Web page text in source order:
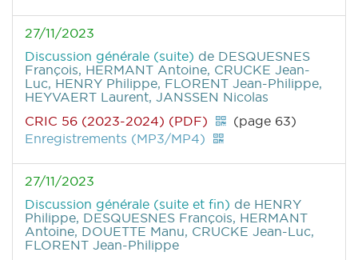
27/11/2023
Discussion générale (suite) de DESQUESNES
François, HERMANT Antoine, CRUCKE Jean-
Luc, HENRY Philippe, FLORENT Jean-Philippe,
HEYVAERT Laurent, JANSSEN Nicolas
CRIC 56 (2023-2024) (PDF)
(page 63)
Enregistrements (MP3/MP4)
27/11/2023
Discussion générale (suite et fin) de HENRY
Philippe, DESQUESNES François, HERMANT
Antoine, DOUETTE Manu, CRUCKE Jean-Luc,
FLORENT Jean-Philippe